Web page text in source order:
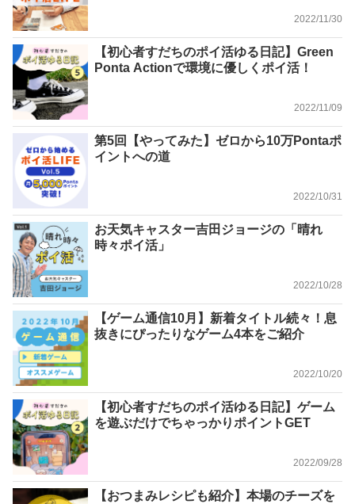
2022/11/30
【初心者すだちのポイ活ゆる日記】Green
Ponta Actionで環境に優しくポイ活！
2022/11/09
第5回【やってみた】ゼロから10万Pontaポ
イントへの道
2022/10/31
お天気キャスター吉田ジョージの「晴れ
時々ポイ活」
2022/10/28
【ゲーム通信10月】新着タイトル続々！息
抜きにぴったりなゲーム4本をご紹介
2022/10/20
【初心者すだちのポイ活ゆる日記】ゲーム
を遊ぶだけでちゃっかりポイントGET
2022/09/28
【おつまみレシピも紹介】本場のチーズを